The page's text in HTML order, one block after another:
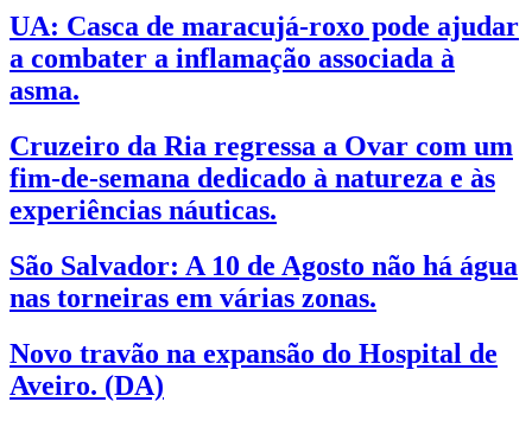
UA: Casca de maracujá-roxo pode ajudar
a combater a inflamação associada à
asma.
Cruzeiro da Ria regressa a Ovar com um
fim-de-semana dedicado à natureza e às
experiências náuticas.
São Salvador: A 10 de Agosto não há água
nas torneiras em várias zonas.
Novo travão na expansão do Hospital de
Aveiro. (DA)